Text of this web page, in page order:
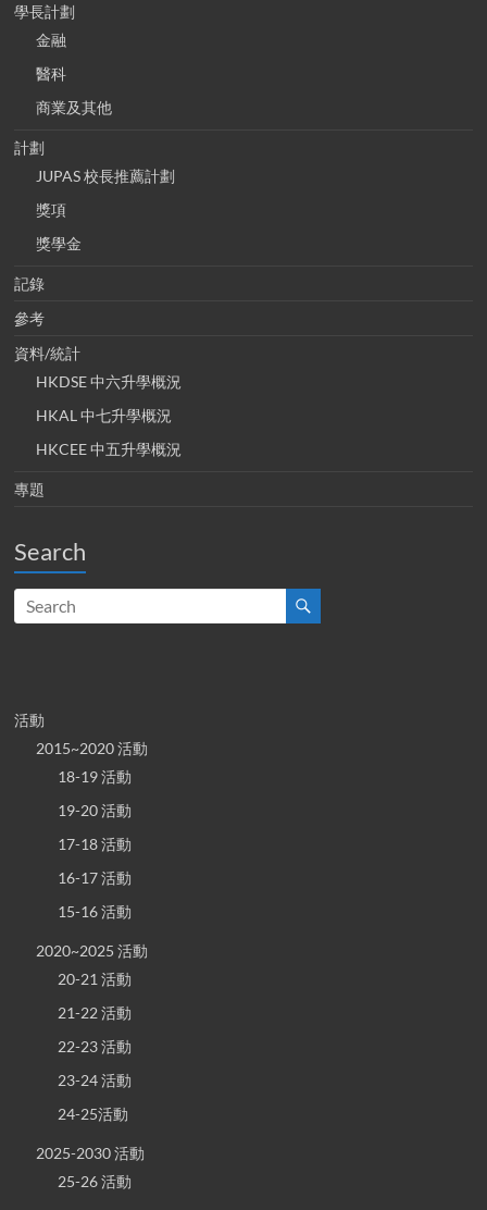
學長計劃
金融
醫科
商業及其他
計劃
JUPAS 校長推薦計劃
獎項
獎學金
記錄
參考
資料/統計
HKDSE 中六升學概況
HKAL 中七升學概況
HKCEE 中五升學概況
專題
Search
活動
2015~2020 活動
18-19 活動
19-20 活動
17-18 活動
16-17 活動
15-16 活動
2020~2025 活動
20-21 活動
21-22 活動
22-23 活動
23-24 活動
24-25活動
2025-2030 活動
25-26 活動